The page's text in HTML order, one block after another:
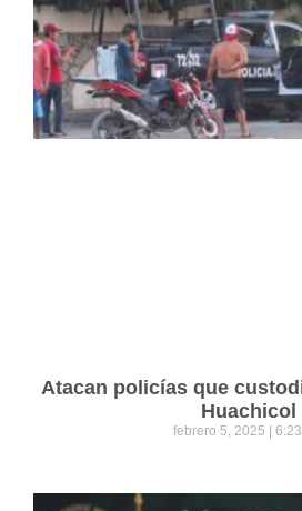
Atacan policías que
Huachicol
febrero 5, 2025